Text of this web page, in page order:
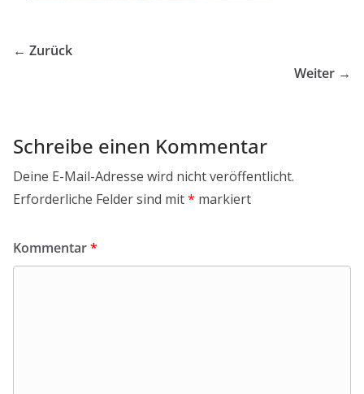
← Zurück
Weiter →
Schreibe einen Kommentar
Deine E-Mail-Adresse wird nicht veröffentlicht.
Erforderliche Felder sind mit* markiert
Kommentar*